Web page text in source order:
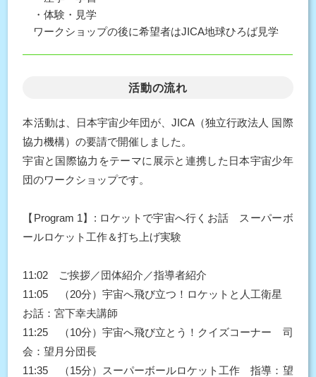
・体験・見学
ワークショップの後に希望者はJICA地球ひろば見学
活動の流れ
本活動は、日本宇宙少年団が、JICA（独立行政法人 国際
協力機構）の要請で開催しました。
宇宙と国際協力をテーマに展示と連携した日本宇宙少年
団のワークショップです。
【Program 1】: ロケットで宇宙へ行くお話 スーパーボ
ールロケット工作＆打ち上げ実験
11:02 ご挨拶／団体紹介／指導者紹介
11:05 （20分）宇宙へ飛び立つ！ロケットと人工衛星
お話：宮下幸夫講師
11:25 （10分）宇宙へ飛び立とう！クイズコーナー 司
会：望月分団長
11:35 （15分）スーパーボールロケット工作 指導：望